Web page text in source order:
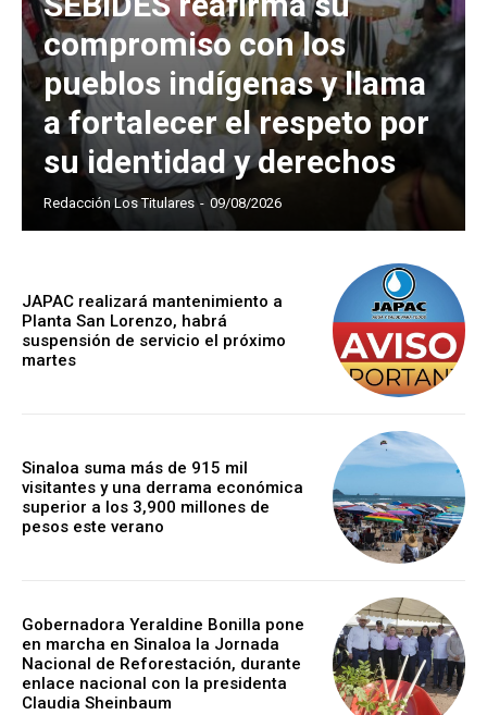
compromiso con los
pueblos indígenas y llama
a fortalecer el respeto por
su identidad y derechos
Redacción Los Titulares - 09/08/2026
JAPAC realizará mantenimiento a
Planta San Lorenzo, habrá
suspensión de servicio el próximo
martes
Sinaloa suma más de 915 mil
visitantes y una derrama económica
superior a los 3,900 millones de
pesos este verano
Gobernadora Yeraldine Bonilla pone
en marcha en Sinaloa la Jornada
Nacional de Reforestación, durante
enlace nacional con la presidenta
Claudia Sheinbaum